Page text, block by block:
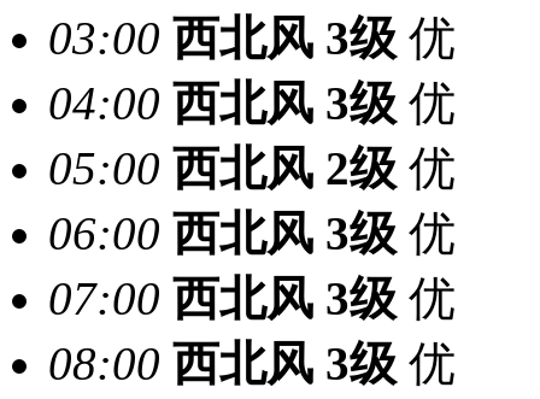
03:00 西北风 3级 优
04:00 西北风 3级 优
05:00 西北风 2级 优
06:00 西北风 3级 优
07:00 西北风 3级 优
08:00 西北风 3级 优